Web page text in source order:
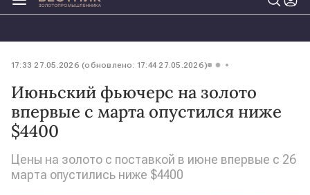
17:33 27.05.2026 (обновлено: 17:44 27.05.2026)
Июньский фьючерс на золото
впервые с марта опустился ниже
$4400
Цены на золото с поставкой в июне впервые с 26
марта опустились ниже $4400